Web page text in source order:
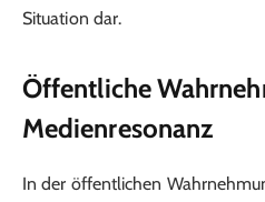
Situation dar.
Öffentliche
Medienresonanz
In der öffentlichen